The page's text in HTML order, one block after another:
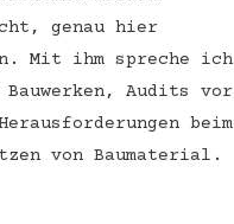
genau hier
Mit ihm spreche ich
Audits vor
beim
von Baumaterial.